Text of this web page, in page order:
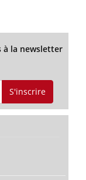
à la newsletter
S'inscrire